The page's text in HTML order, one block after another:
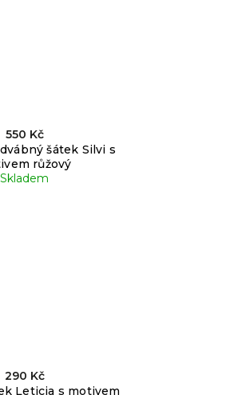
šátek Silvi s
růžový
Skladem
550 Kč
Leticia s motivem
290 Kč